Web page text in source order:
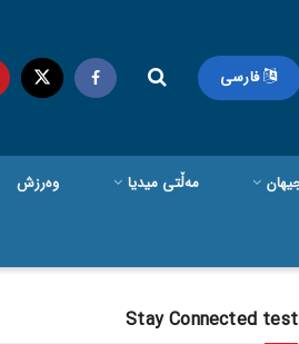
فارسی
مەڵتی میدیا وەرزش
Stay Connected test